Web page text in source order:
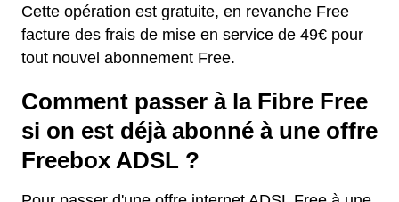
Cette opération est gratuite, en revanche Free
facture des frais de mise en service de 49€ pour
tout nouvel abonnement Free.
Comment passer à la Fibre Free
si on est déjà abonné à une offre
Freebox ADSL ?